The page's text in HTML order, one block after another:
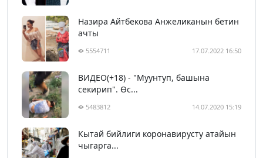
Назира Айтбекова Анжеликанын бетин
ачты
5554711 17.07.2022 16:50
ВИДЕО(+18) - "Муунтуп, башына
секирип". Өс...
5483812 14.07.2020 15:19
Кытай бийлиги коронавирусту атайын
чыгарга...